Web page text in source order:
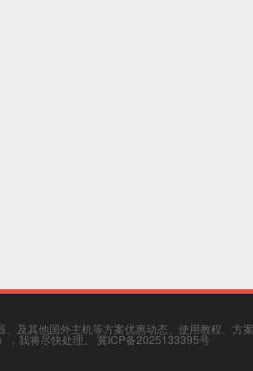
及其他国外主机等方案优惠动态、使用教程、方案
，我将尽快处理。 冀ICP备2025133395号